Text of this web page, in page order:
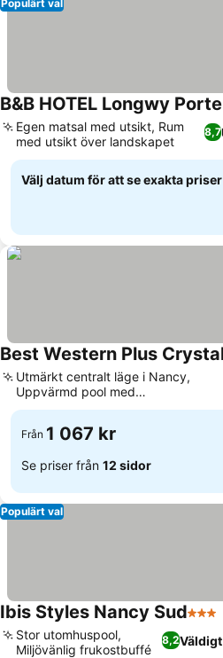
Populärt val
B&B HOTEL Longwy
8,7
Egen matsal med utsikt, Rum
med utsikt över landskapet
Välj datum för att se exakta priser
Best Western Plus
Utmärkt centralt läge i Nancy,
Uppvärmd pool med
hydromassagebänkar
Från 1 067 kr
Se priser från 12 sidor
Populärt val
Ibis Styles Nancy Sud3
8,2
Stor utomhuspool,
Miljövänlig frukostbuffé